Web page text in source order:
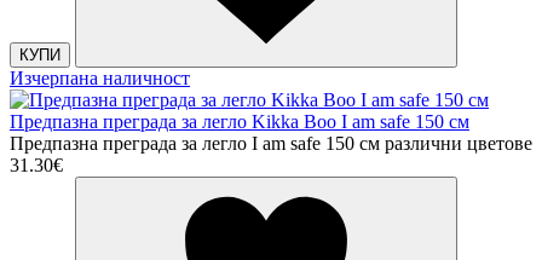
КУПИ
Изчерпана наличност
Предпазна преграда за легло Kikka Boo I am safe 150 см
Предпазна преграда за легло I am safe 150 см различни цветове
31.30€